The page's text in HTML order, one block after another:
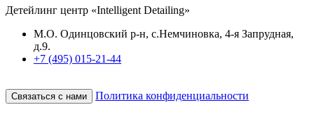
Детейлинг центр «Intelligent Detailing»
М.О. Одинцовский р-н, с.Немчиновка, 4-я Запрудная,
д.9.
+7 (495) 015-21-44
Связаться с нами Политика конфиденциальности